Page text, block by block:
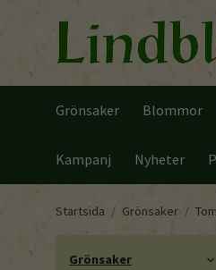
Grönsaker Blommor
Kampanj Nyheter
Startsida / Grönsaker /
Grönsaker